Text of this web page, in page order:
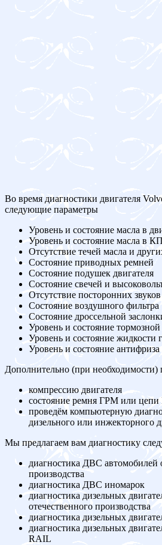
Во время диагностики двигателя
следующие параметры
Уровень и состояние масла в
Уровень и состояние масла в
Отсутствие течей масла и
Состояние приводных ремней
Состояние подушек двигателя
Состояние свечей и
Отсутствие посторонних
Состояние воздушного фильтра
Состояние дроссельной
Уровень и состояние
Уровень и состояние жидкости
Уровень и состояние антифриза
Дополнительно (при необходимости)
компрессию двигателя
состояние ремня ГРМ или
проведём компьютерную
дизельного или инжекторного
Мы предлагаем вам диагностику
диагностика ДВС автомобилей
производства
диагностика ДВС иномарок
диагностика дизельных
отечественного производства
диагностика дизельных
диагностика дизельных
RAIL